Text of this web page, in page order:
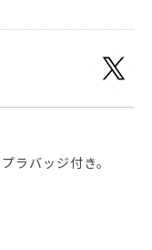
ラバッジ付き。